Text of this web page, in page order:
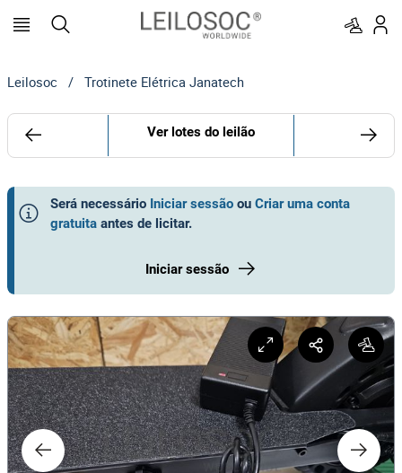
Leilosoc / Trotinete Elétrica Janatech
Ver lotes do leilão
Será necessário Iniciar sessão ou Criar uma conta
gratuita antes de licitar.
Iniciar sessão